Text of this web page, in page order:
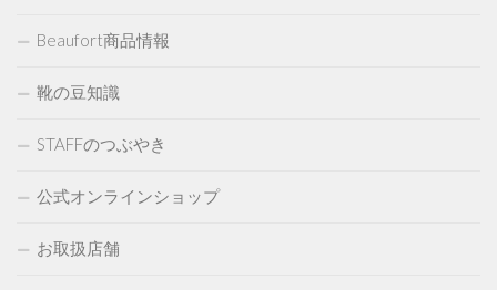
Beaufort商品情報
靴の豆知識
STAFFのつぶやき
公式オンラインショップ
お取扱店舗